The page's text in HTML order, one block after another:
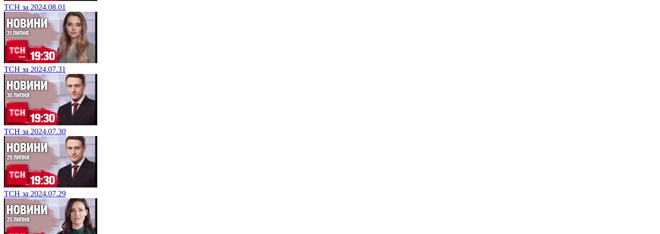
ТСН за 2024.08.01
ТСН за 2024.07.31
ТСН за 2024.07.30
ТСН за 2024.07.29